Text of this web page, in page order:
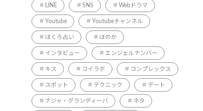
LINE SNS Webドラマ
Youtube Youtubeチャンネル
ほくろ占い ほのか
インタビュー エンジェルナンバー
キス コイラボ コンプレックス
スポット テクニック デート
ナジャ・グランディーバ ネタ